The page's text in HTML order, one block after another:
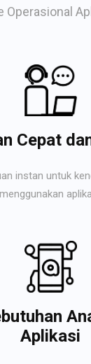
Operasional
Cepat
instan untuk
menggunakan
Aplikasi